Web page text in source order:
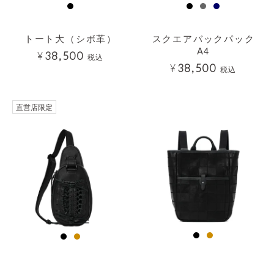
トート大（シボ革）
¥38,500 税込
スクエアバックパック
A4
¥38,500 税込
直営店限定